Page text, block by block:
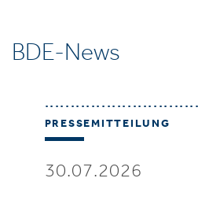
BDE-News
PRESSEMITTEILUNG
30.07.2026